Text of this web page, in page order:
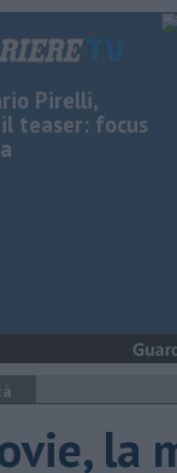
Pirelli,
teaser: focus
la